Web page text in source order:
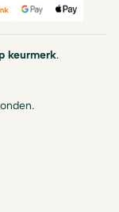
Express
Google Pay
Apple
keurmerk.